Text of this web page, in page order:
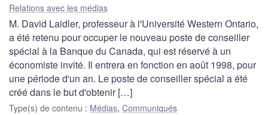
Relations avec les médias
M. David Laidler, professeur à l'Université Western Ontario,
a été retenu pour occuper le nouveau poste de conseiller
spécial à la Banque du Canada, qui est réservé à un
économiste invité. Il entrera en fonction en août 1998, pour
une période d'un an. Le poste de conseiller spécial a été
créé dans le but d'obtenir […]
Type(s) de contenu : Médias, Communiqués